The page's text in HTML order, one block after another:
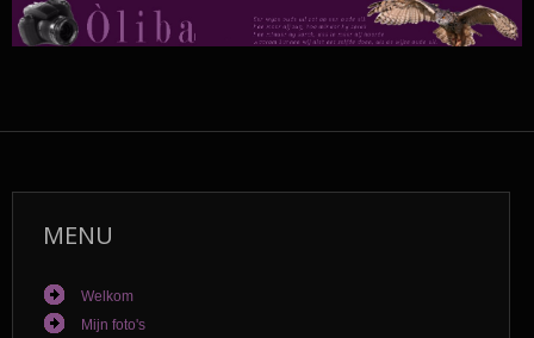
MENU
Welkom
Mijn foto's